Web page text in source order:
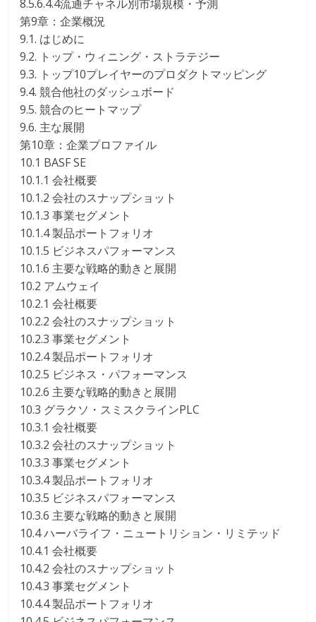
8.5.6.4.4流通チャネル別市場規模・予測
第9章：企業概況
9.1. はじめに
9.2. トップ・ウィニング・ストラテジー
9.3. トップ10プレイヤーのプロダクトマッピング
9.4. 競合他社のダッシュボード
9.5. 競合のヒートマップ
9.6. 主な展開
第10章：企業プロファイル
10.1 BASF SE
10.1.1 会社概要
10.1.2 会社のスナップショット
10.1.3 事業セグメント
10.1.4 製品ポートフォリオ
10.1.5 ビジネスパフォーマンス
10.1.6 主要な戦略的動きと展開
10.2 アムウェイ
10.2.1 会社概要
10.2.2 会社のスナップショット
10.2.3 事業セグメント
10.2.4 製品ポートフォリオ
10.2.5 ビジネス・パフォーマンス
10.2.6 主要な戦略的動きと展開
10.3 グラクソ・スミスクラインPLC
10.3.1 会社概要
10.3.2 会社のスナップショット
10.3.3 事業セグメント
10.3.4 製品ポートフォリオ
10.3.5 ビジネスパフォーマンス
10.3.6 主要な戦略的動きと展開
10.4 ハーバライフ・ニュートリション・リミテッド
10.4.1 会社概要
10.4.2 会社のスナップショット
10.4.3 事業セグメント
10.4.4 製品ポートフォリオ